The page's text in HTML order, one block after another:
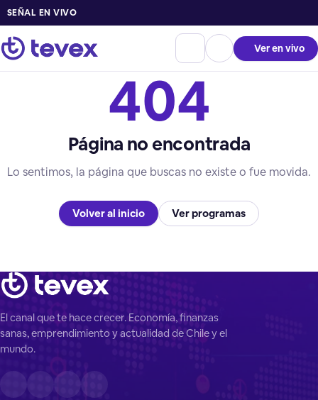
SEÑAL EN VIVO
Ver en vivo
404
Página no encontrada
Lo sentimos, la página que buscas no existe o fue movida.
Volver al inicio Ver programas
El canal que te hace crecer. Economía, finanzas
sanas, emprendimiento y actualidad de Chile y el
mundo.